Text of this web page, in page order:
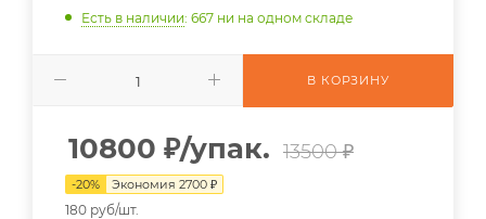
Есть в наличии: 667 ни на одном складе
В КОРЗИНУ
10800 ₽/упак. 13500 ₽
-20% Экономия 2700 ₽
180 руб/шт.